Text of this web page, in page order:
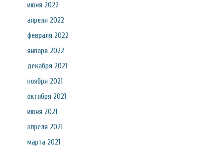
июня 2022
апреля 2022
февраля 2022
января 2022
декабря 2021
ноября 2021
октября 2021
июня 2021
апреля 2021
марта 2021